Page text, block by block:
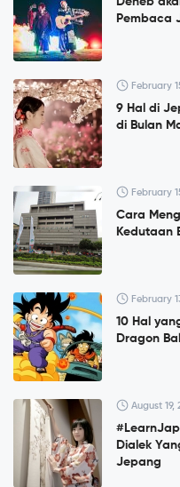
Pembaca
February
9 Hal di
di Bulan
February
Cara
Kedutaan
February
10 Hal
Dragon Ball
August 19,
Dialek
Jepang